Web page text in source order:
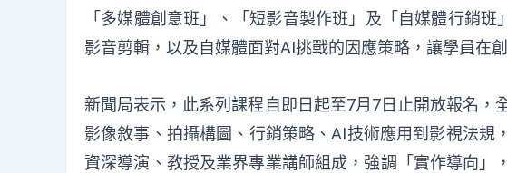
「多媒體創意班」、「短影音製作班」及「自媒體行銷
影音剪輯，以及自媒體面對AI挑戰的因應策略，讓學員在
新聞局表示，此系列課程自即日起至7月7日止開放報名，
影像敘事、拍攝構圖、行銷策略、AI技術應用到影視法規
資深導演、教授及業界專業講師組成，強調「實作導向」